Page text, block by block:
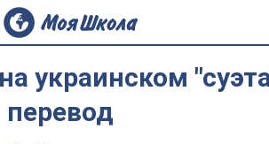
украинском